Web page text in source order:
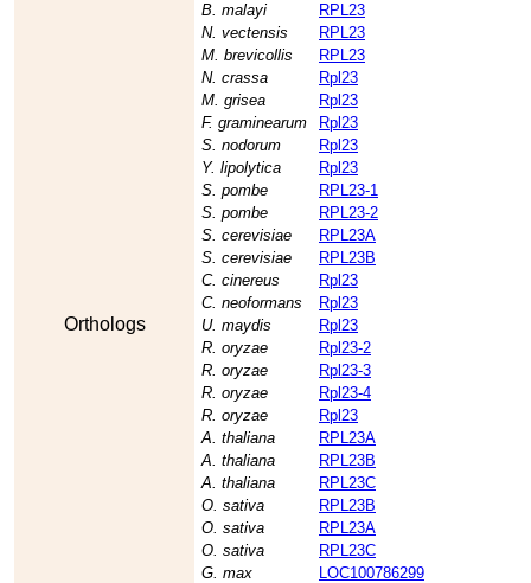
Orthologs
B. malayi
RPL23
N. vectensis
RPL23
M. brevicollis
RPL23
N. crassa
Rpl23
M. grisea
Rpl23
F. graminearum
Rpl23
S. nodorum
Rpl23
Y. lipolytica
Rpl23
S. pombe
RPL23-1
S. pombe
RPL23-2
S. cerevisiae
RPL23A
S. cerevisiae
RPL23B
C. cinereus
Rpl23
C. neoformans
Rpl23
U. maydis
Rpl23
R. oryzae
Rpl23-2
R. oryzae
Rpl23-3
R. oryzae
Rpl23-4
R. oryzae
Rpl23
A. thaliana
RPL23A
A. thaliana
RPL23B
A. thaliana
RPL23C
O. sativa
RPL23B
O. sativa
RPL23A
O. sativa
RPL23C
G. max
LOC100786299